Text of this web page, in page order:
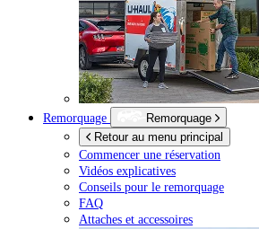
Remorquage
Remorquage
Retour au menu principal
Commencer une réservation
Vidéos explicatives
Conseils pour le remorquage
FAQ
Attaches et accessoires